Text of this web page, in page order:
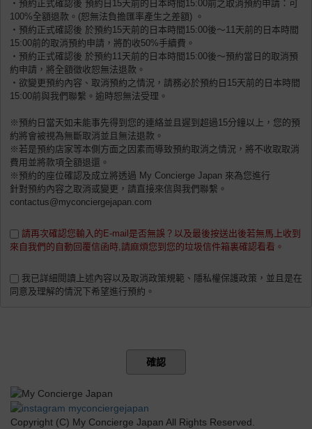
・預約正式確認後 預約日15天前的日本時間15:00前之取消預約申請：可
100%全額退款。(恕無法負擔匯率產生之差額) 。
・預約正式確認後 於預約15天前的日本時間15:00後〜11天前的日本時間
15:00前的取消預約申請，將酌收50%手續費。
・預約正式確認後 於預約11天前的日本時間15:00後～預約當日的取消預
約申請，將全額徵收恕無法退款。
・欲變更預約內容、取消預約之情況，請務必於預約日15天前的日本時間
15:00前與我們聯繫。逾時恕無法受理。
※預約日當天如未能事先得到您的連絡並且遲到超過15分鐘以上，您的預
約將會被視為無斷取消並且無法退款。
※若是預約店家等本側方面之因素而導致預約取消之情況，將不收取取消
費用並將款項全額退還。
※預約的座位確認及成立將透過 My Concierge Japan 來為您進行
針對預約內容之取消或變更，請直接來信與我們聯繫。
contactus@myconciergejapan.com
請再次確認您輸入的E-mail是否無誤？以及最後按送出後若無馬上收到
來自我們的自動回覆信函時,請麻煩您到您的垃圾信件箱裏確認看看。
我已詳細閱讀上述內容以及取消政策規範、隱私權保護政策，並且是在
同意及理解的情況下希望進行預約。
確認
Copyright (C) My Concierge Japan All Rights Reserved.